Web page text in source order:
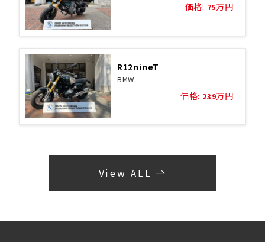
価格: 75万円
R12nineT
BMW
価格: 239万円
View ALL